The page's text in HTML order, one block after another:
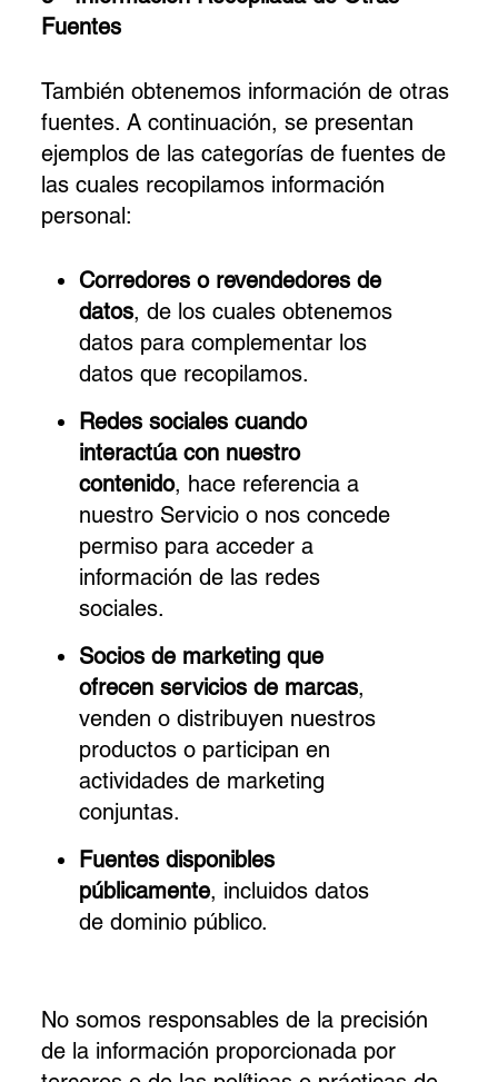
Fuentes
También obtenemos información de otras
fuentes. A continuación, se presentan
ejemplos de las categorías de fuentes de
las cuales recopilamos información
personal:
Corredores o revendedores de
datos, de los cuales obtenemos
datos para complementar los
datos que recopilamos.
Redes sociales cuando
interactúa con nuestro
contenido, hace referencia a
nuestro Servicio o nos concede
permiso para acceder a
información de las redes
sociales.
Socios de marketing que
ofrecen servicios de marcas,
venden o distribuyen nuestros
productos o participan en
actividades de marketing
conjuntas.
Fuentes disponibles
públicamente, incluidos datos
de dominio público.
No somos responsables de la precisión
de la información proporcionada por